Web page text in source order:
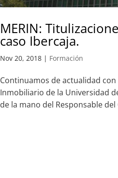
MERIN:
caso Ibercaja.
Nov 20, 2018 | Formación
Continuamos de actualidad
Inmobiliario de la Universidad
de la mano del Responsable